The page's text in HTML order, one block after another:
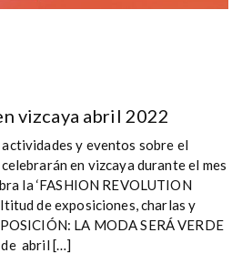
vizcaya abril 2022
y eventos sobre el
en vizcaya durante el mes
la ‘FASHION REVOLUTION
de exposiciones, charlas y
LA MODA SERÁ VERDE
de abril […]